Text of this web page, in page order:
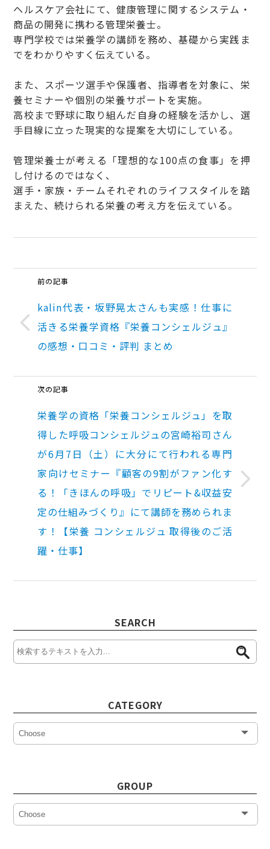
ヘルスケア会社にて、健康管理に関するシステム・
商品の開発に携わる管理栄養士。
専門学校では栄養学の講師を務め、基礎から実践ま
でをわかりやすく伝えている。
また、スポーツ選手や保護者、指導者を対象に、栄
養セミナーや個別の栄養サポートを実施。
高校まで野球に取り組んだ自身の経験を活かし、選
手目線に立った現実的な提案を大切にしている。
管理栄養士が考える「理想的な100点の食事」を押
し付けるのではなく、
選手・家族・チームそれぞれのライフスタイルを踏
まえた、続けられる栄養の考え方を伝えている。
前の記事
kalin代表・坂野晃太さんも実感！仕事に
活きる栄養学資格『栄養コンシェルジュ』
の感想・口コミ・評判 まとめ
次の記事
栄養学の資格「栄養コンシェルジュ」を取
得した呼吸コンシェルジュの宮崎裕司さん
が6月7日（土）に大分にて行われる専門
家向けセミナー『顧客の9割がファン化す
る！「きほんの呼吸」でリピート&収益安
定の仕組みづくり』にて講師を務められま
す！【栄養 コンシェルジュ 取得後のご活
躍・仕事】
SEARCH
CATEGORY
GROUP